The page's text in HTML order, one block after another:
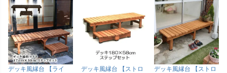
デッキ風縁台 【ライ
デッキ風縁台 【ストロ
デッキ風縁台 【ストロ